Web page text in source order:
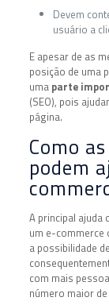
Devem
usuário a
E apesar de as
posição de uma
uma parte
(SEO), pois
página.
Como
podem
A principal ajuda
um e-commerce
a possibilidade
com mais
número maior de